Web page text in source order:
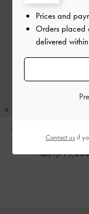
Tas Tote Calla
Prices and
Orders placed
delivered
Contact usif